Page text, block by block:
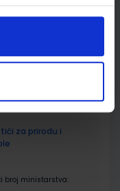
€
za prirodu i
broj ministarstva: